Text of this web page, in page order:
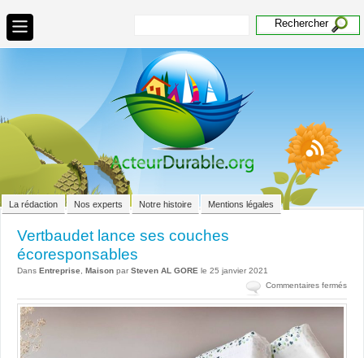
La rédaction Nos experts Notre histoire Mentions légales
Vertbaudet lance ses couches
écoresponsables
Dans Entreprise Maison par Steven AL GORE le 25 janvier 2021
Commentaires ferméssur